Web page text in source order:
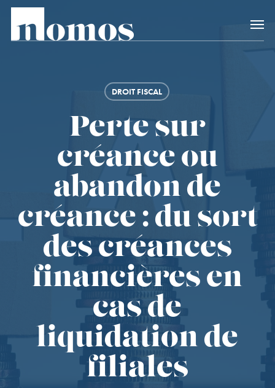
Skip
main
Accès rapide
DROIT FISCAL
Perte sur
créance ou
abandon de
créance : du sort
des créances
financières en
cas de
liquidation de
filiales